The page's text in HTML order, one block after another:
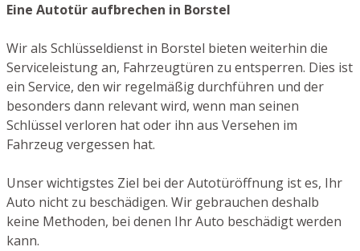
Eine Autotür aufbrechen in Borstel
Wir als Schlüsseldienst in Borstel bieten weiterhin die
Serviceleistung an, Fahrzeugtüren zu entsperren. Dies ist
ein Service, den wir regelmäßig durchführen und der
besonders dann relevant wird, wenn man seinen
Schlüssel verloren hat oder ihn aus Versehen im
Fahrzeug vergessen hat.
Unser wichtigstes Ziel bei der Autotüröffnung ist es, Ihr
Auto nicht zu beschädigen. Wir gebrauchen deshalb
keine Methoden, bei denen Ihr Auto beschädigt werden
kann.